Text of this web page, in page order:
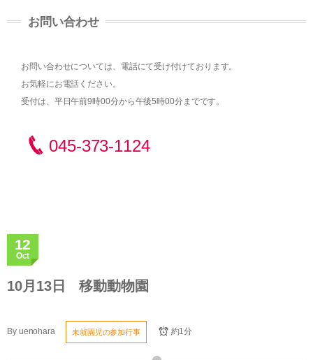
お問い合わせ
お問い合わせについては、電話にて受け付けております。
お気軽にお電話ください。
受付は、平日午前9時00分から午後5時00分までです。
045-373-1124
12
Oct
10月13日 移動動物園
By uenohara 未就園児の参加行事 約1分